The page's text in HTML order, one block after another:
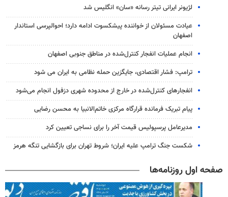
لژیونر ایرانی تیتر رسانه «سان» انگلیس شد
عیادت مسئولان از خواننده پیشکسوت ادامه دارد؛ احوالپرسی استاندار
اصفهان
انجام عملیات انفجار کنترل‌شده در مناطق جنوبی اصفهان
ترامپ: فشار اقتصادی، جایگزین حمله نظامی به ایران می شود
انفجارهای کنترل‌شده در خارج از محدوده شهری دزفول انجام می‌شود
پیام تبریک فرمانده قرارگاه مرکزی خاتم‌الانبیا به محسن رضایی
مدیرعامل پرسپولیس قیمت آخر را برای نساجی تعیین کرد
شکست جنگ ترامپ علیه ایران؛ شروط تهران برای بازگشایی تنگه هرمز
صفحه اول روزنامه‌ها